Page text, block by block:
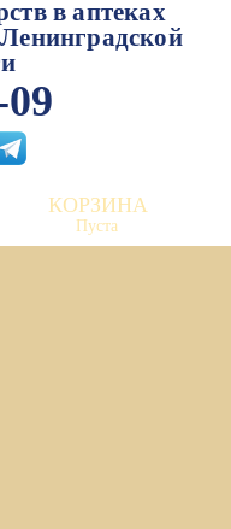
в аптеках
КОРЗИНА
Пуста